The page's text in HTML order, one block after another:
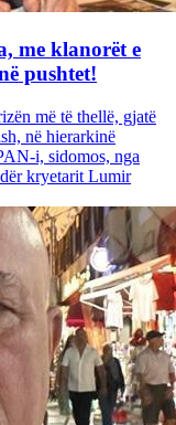
me klanorët e
pushtet!
më të thellë, gjatë
në hierarkinë
i, sidomos, nga
kryetarit Lumir